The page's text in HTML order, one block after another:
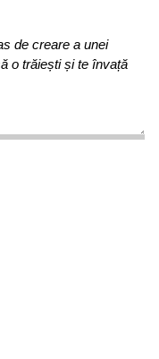
de creare a unei
o trăiești și te învață